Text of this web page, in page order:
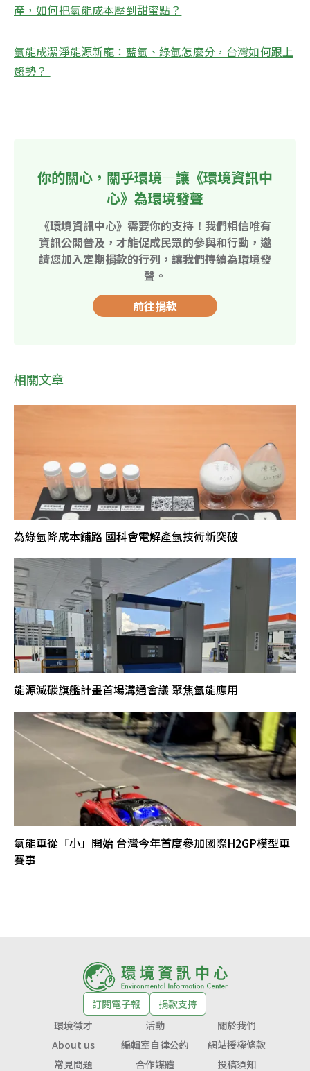
產，如何把氫能成本壓到甜蜜點？
氫能成潔淨能源新寵：藍氫、綠氫怎麼分，台灣如何跟上
趨勢？
你的關心，關乎環境—讓《環境資訊中
心》為環境發聲
《環境資訊中心》需要你的支持！我們相信唯有
資訊公開普及，才能促成民眾的參與和行動，邀
請您加入定期捐款的行列，讓我們持續為環境發
聲。
前往捐款
相關文章
為綠氫降成本鋪路 國科會電解產氫技術新突破
能源減碳旗艦計畫首場溝通會議 聚焦氫能應用
氫能車從「小」開始 台灣今年首度參加國際H2GP模型車
賽事
訂閱電子報
捐款支持
環境徵才
活動
關於我們
About us
編輯室自律公約
網站授權條款
常見問題
合作媒體 投稿須知